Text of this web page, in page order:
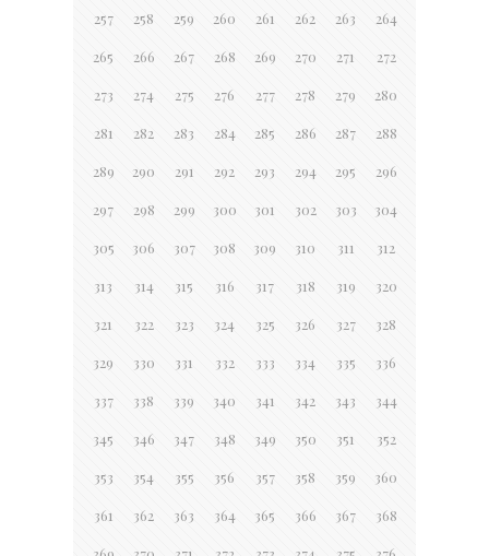
257 258 259 260 261 262 263 264
265 266 267 268 269 270 271 272
273 274 275 276 277 278 279 280
281 282 283 284 285 286 287 288
289 290 291 292 293 294 295 296
297 298 299 300 301 302 303 304
305 306 307 308 309 310 311 312
313 314 315 316 317 318 319 320
321 322 323 324 325 326 327 328
329 330 331 332 333 334 335 336
337 338 339 340 341 342 343 344
345 346 347 348 349 350 351 352
353 354 355 356 357 358 359 360
361 362 363 364 365 366 367 368